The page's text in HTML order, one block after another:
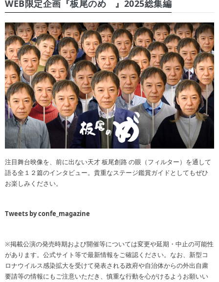
WEB限定企画『板尾のめ゙』2025総集編
注目舞台映像を、前に出ない天才 板尾創路 の眼（フィルター）を通して
語る全１２篇のインタビュー。貴重なステージ鑑賞ガイドとしてもぜひ
お楽しみください。
Tweets by confe_magazine
※掲載公演の発売時期および開催等については変更や延期・中止の可能性
があります。公式サイト等で最新情報をご確認ください。なお、新型コ
ロナウイルス感染拡大を受けて発表される政府や自治体からの外出自粛
要請等の情報にもご注意いただき、慎重な行動を心がけるようお願いい